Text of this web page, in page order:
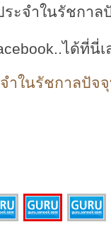
ะจำในรัชกาล
ได้ที่นี่เ
ำในรัชกาลปัจ